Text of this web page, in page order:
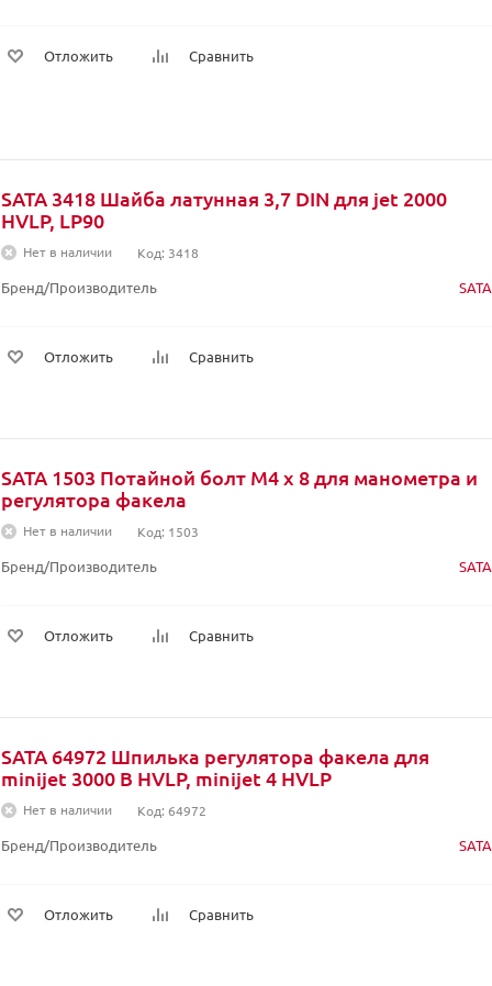
Отложить Сравнить
SATA 3418 Шайба латунная 3,7 DIN для jet 2000
HVLP, LP90
Нет в наличии Код: 3418
Бренд/Производитель SATA
Отложить Сравнить
SATA 1503 Потайной болт М4 х 8 для манометра и
регулятора факела
Нет в наличии Код: 1503
Бренд/Производитель SATA
Отложить Сравнить
SATA 64972 Шпилька регулятора факела для
minijet 3000 B HVLP, minijet 4 HVLP
Нет в наличии Код: 64972
Бренд/Производитель SATA
Отложить Сравнить